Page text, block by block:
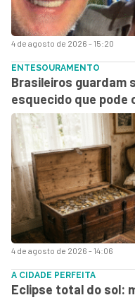
4 de agosto de 2026 - 15:20
4 de agosto de 2026 - 14:06
ENTESOURAMENTO
Brasileiros guardam
esquecido que pode
A CIDADE PERFEITA
Eclipse total do sol: